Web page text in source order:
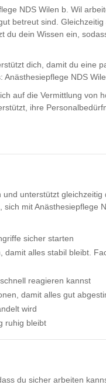
NDS Wilen b. Wil
betreut sind.
du dein Wissen ein,
dich, damit du eine
NDS
auf die Vermittlung von
ihre
unterstützt gleichzeitig
mit Anästhesiepflege
sicher starten
alles stabil bleibt.
reagieren kannst
damit alles gut
wird
ruhig bleibt
du sicher arbeiten